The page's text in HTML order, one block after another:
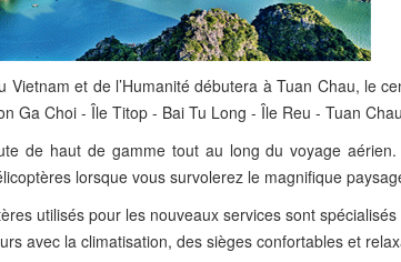
et de l’Humanité débutera à Tuan Chau, le
Ga Choi - Île Titop - Bai Tu Long - Île Reu - Tuan
de haut de gamme tout au long du voyage
lorsque vous survolerez le magnifique
utilisés pour les nouveaux services sont
avec la climatisation, des sièges confortables et